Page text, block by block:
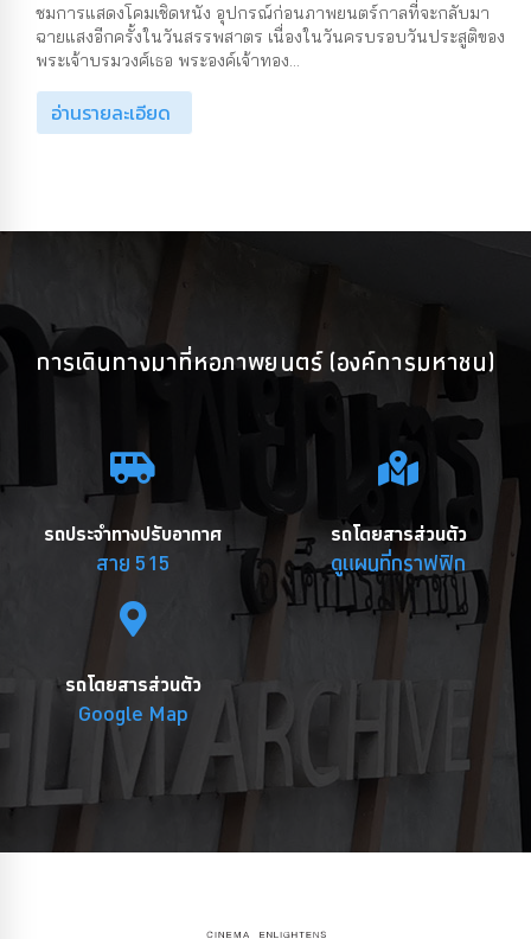
ชมการแสดงโคมเชิดหนัง อุปกรณ์ก่อนภาพยนตร์กาลที่จะกลับมา
ฉายแสงอีกครั้งในวันสรรพสาตร เนื่องในวันครบรอบวันประสูติของ
พระเจ้าบรมวงศ์เธอ พระองค์เจ้าทอง...
อ่านรายละเอียด
การเดินทางมาที่หอภาพยนตร์ (องค์การมหาชน)
รถประจำทางปรับอากาศ
สาย 515
รถโดยสารส่วนตัว
ดูแผนที่กราฟฟิก
รถโดยสารส่วนตัว
Google Map